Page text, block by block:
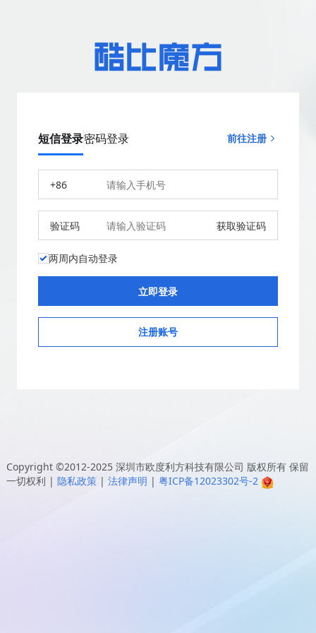
短信登录密码登录 前往注册
+86
验证码 获取验证码
两周内自动登录
注册账号
Copyright ©2012-2025 深圳市欧度利方科技有限公司 版权所有 保留
一切权利 | 隐私政策 | 法律声明 | 粤ICP备12023302号-2